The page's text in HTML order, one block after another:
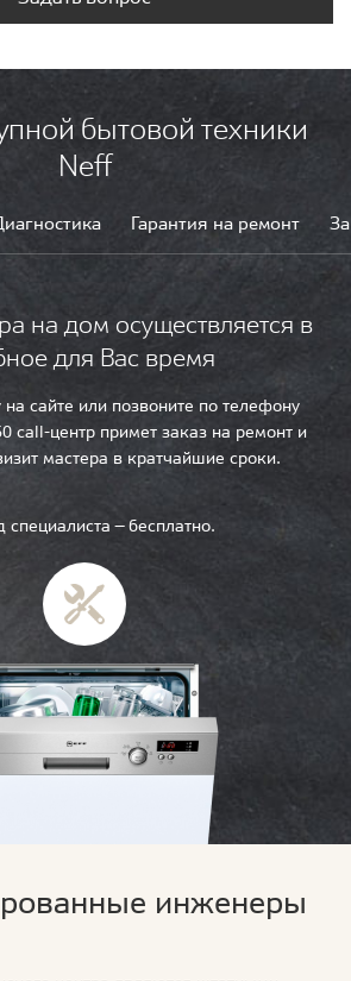
бытовой техники
Neff
Гарантия на ремонт
на дом осуществляется в
для Вас время
на сайте или позвоните по телефону
call-центр примет заказ на ремонт и
мастера в кратчайшие сроки.
специалиста — бесплатно.
инженеры